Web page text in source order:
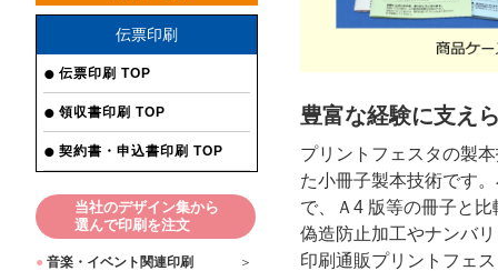
伝票印刷
伝票印刷 TOP
領収書印刷 TOP
契約書・申込書印刷 TOP
当社のデザイン集から
選んで印刷を注文
● 音楽・イベント関連印刷
豊富な経験に支え
プリントフェスタの製
た小冊子製本技術です
で、Ａ4 版等の冊子と
偽造防止加工やナンバ
印刷通販プリントフェ